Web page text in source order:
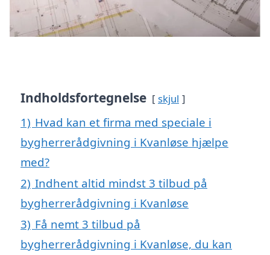
Indholdsfortegnelse skjul
1) Hvad kan et firma med speciale i
bygherrerådgivning i Kvanløse hjælpe
med?
2) Indhent altid mindst 3 tilbud på
bygherrerådgivning i Kvanløse
3) Få nemt 3 tilbud på
bygherrerådgivning i Kvanløse, du kan